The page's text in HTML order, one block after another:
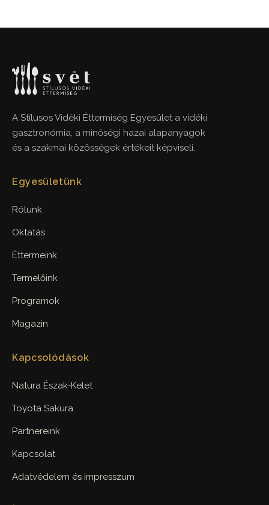
A Stílusos Vidéki Éttermiség Egyesület a vidéki
gasztronómia, a minőségi hazai alapanyagok
és a szakmai közösségek értékeit képviseli.
Egyesületünk
Rólunk
Oktatás
Éttermeink
Termelőink
Programok
Magazin
Kapcsolódások
Natura Észak-Kelet
Toyota Sakura
Partnereink
Kapcsolat
Adatvédelem és impresszum